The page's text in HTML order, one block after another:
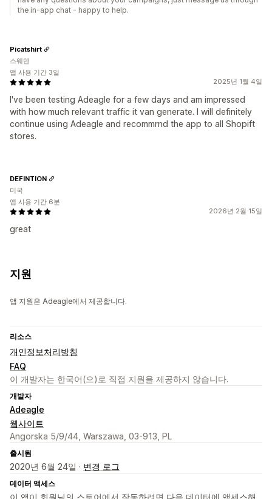
the in-app chat - happy to help.
2025년 1월 4일
I've been testing Adeagle for a few days and am impressed
with how much relevant traffic it van generate. I will definitely
continue using Adeagle and recommrnd the app to all Shopift
stores.
Picatshirt
스웨덴
앱 사용 기간 3일
2026년 2월 15일
great
DEFINTION
미국
앱 사용 기간 6분
지원
앱 지원은 Adeagle에서 제공합니다.
리소스
개인정보처리방침
FAQ
이 개발자는 한국어(으)로 직접 지원을 제공하지 않습니다.
개발자
Adeagle
웹사이트
Angorska 5/9/44, Warszawa, 03-913, PL
출시됨
2020년 6월 24일 · 변경 로그
데이터 액세스